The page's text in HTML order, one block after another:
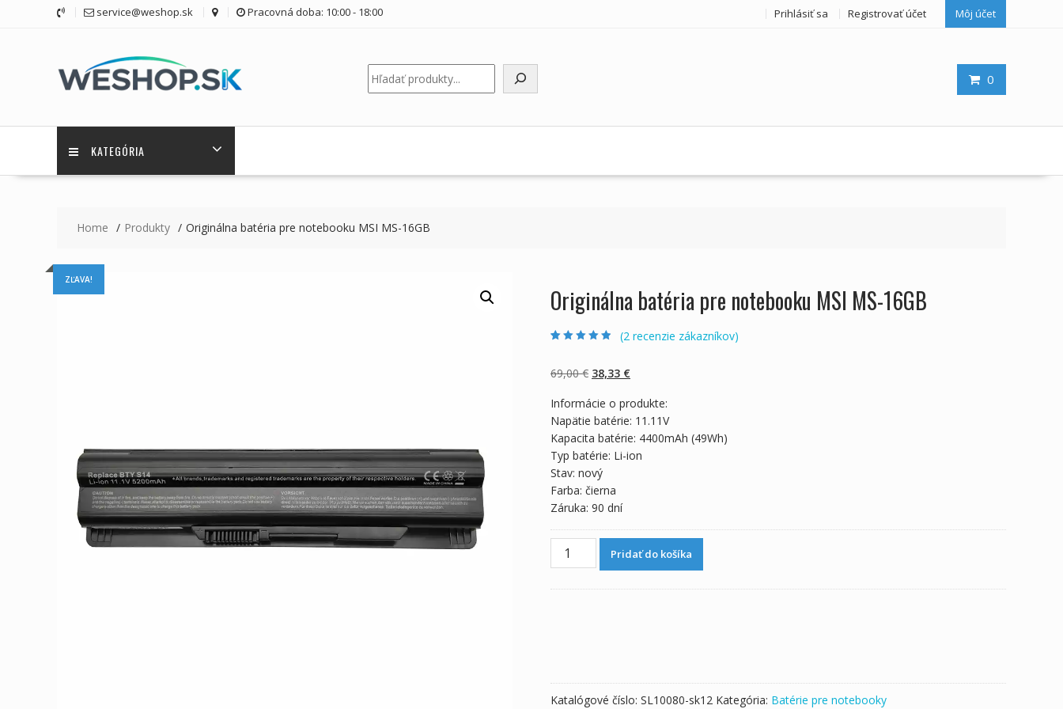
service@weshop.sk Pracovná doba: 10:00 - 18:00 Prihlásiť sa Registrovať účet Môj účet
0
Hľadať
KATEGÓRIA
Home Produkty Originálna batéria pre notebooku MSI MS-16GB
ZĽAVA!
Originálna batéria pre notebooku MSI MS-16GB
základe
zákazníckych
(2 recenzie zákazníkov)
69,00€ Pôvodná
bola:
69,00 €.
38,33 €Aktuálna
je:
38,33 €.
Informácie o produkte:
Napätie batérie: 11.11V
Kapacita batérie: 4400mAh (49Wh)
Typ batérie: Li-ion
Stav: nový
Farba: čierna
Záruka: 90 dní
množstvo
Originálna
Pridať do košíka
Katalógové číslo: SL10080-sk12 Kategória: Batérie pre notebooky